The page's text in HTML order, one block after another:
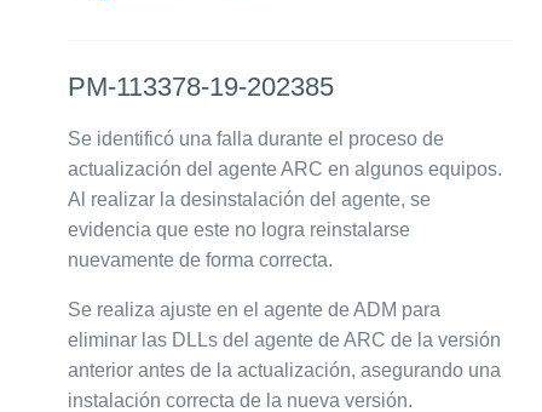
PM-113378-19-202385
Se identificó una falla durante el proceso de
actualización del agente ARC en algunos equipos.
Al realizar la desinstalación del agente, se
evidencia que este no logra reinstalarse
nuevamente de forma correcta.
Se realiza ajuste en el agente de ADM para
eliminar las DLLs del agente de ARC de la versión
anterior antes de la actualización, asegurando una
instalación correcta de la nueva versión.